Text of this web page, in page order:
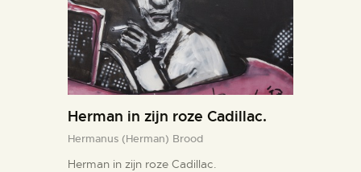
Herman in zijn roze Cadillac.
Hermanus (Herman) Brood
Herman in zijn roze Cadillac.